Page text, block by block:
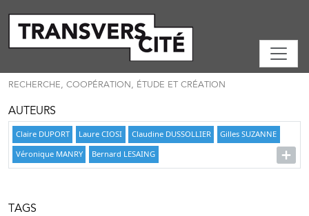
RECHERCHE, COOPÉRATION, ÉTUDE ET CRÉATION
AUTEURS
Claire DUPORT Laure CIOSI Claudine DUSSOLLIER
Gilles SUZANNE
Véronique MANRY
Bernard LESAING
TAGS